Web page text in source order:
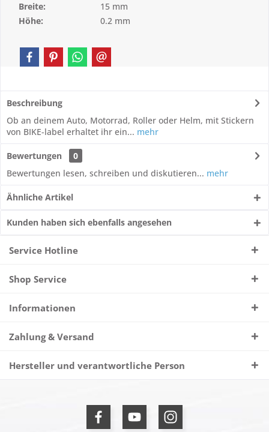
Breite:
15 mm
Höhe:
0.2 mm
Beschreibung
Ob an deinem Auto, Motorrad, Roller oder Helm, mit Stickern
von BIKE-label erhaltet ihr ein... mehr
Bewertungen
0
Bewertungen lesen, schreiben und diskutieren... mehr
Ähnliche Artikel
Kunden haben sich ebenfalls angesehen
Service Hotline
Shop Service
Informationen
Zahlung & Versand
Hersteller und verantwortliche Person